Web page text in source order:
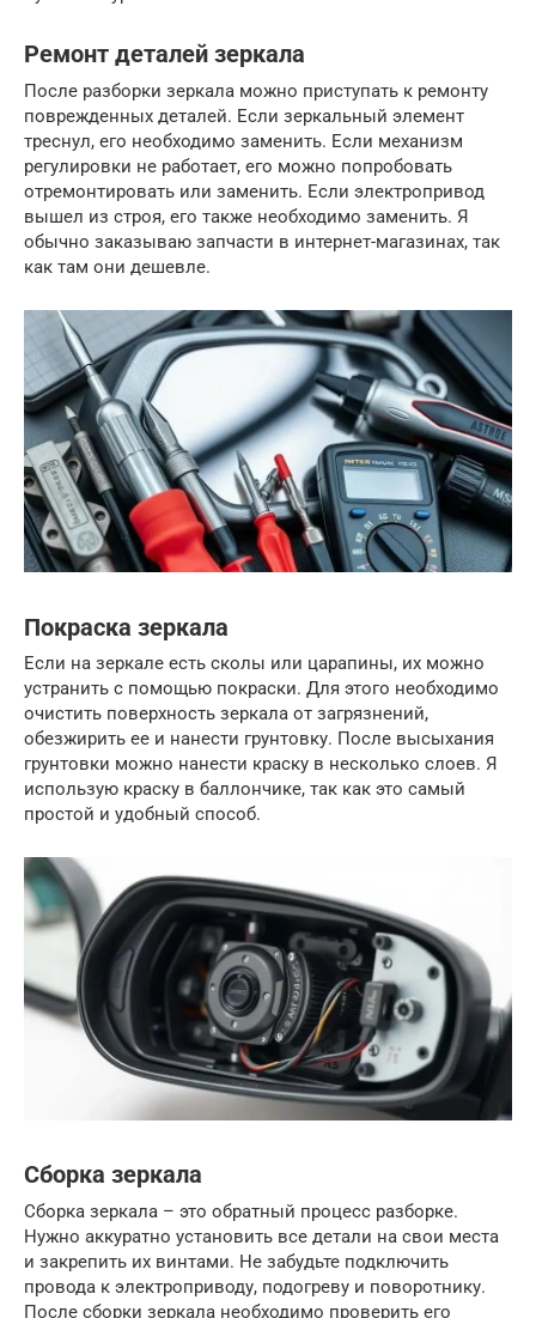
Ремонт деталей зеркала
После разборки зеркала можно приступать к ремонту
поврежденных деталей. Если зеркальный элемент
треснул, его необходимо заменить. Если механизм
регулировки не работает, его можно попробовать
отремонтировать или заменить. Если электропривод
вышел из строя, его также необходимо заменить. Я
обычно заказываю запчасти в интернет-магазинах, так
как там они дешевле.
Покраска зеркала
Если на зеркале есть сколы или царапины, их можно
устранить с помощью покраски. Для этого необходимо
очистить поверхность зеркала от загрязнений,
обезжирить ее и нанести грунтовку. После высыхания
грунтовки можно нанести краску в несколько слоев. Я
использую краску в баллончике, так как это самый
простой и удобный способ.
Сборка зеркала
Сборка зеркала – это обратный процесс разборке.
Нужно аккуратно установить все детали на свои места
и закрепить их винтами. Не забудьте подключить
провода к электроприводу, подогреву и поворотнику.
После сборки зеркала необходимо проверить его